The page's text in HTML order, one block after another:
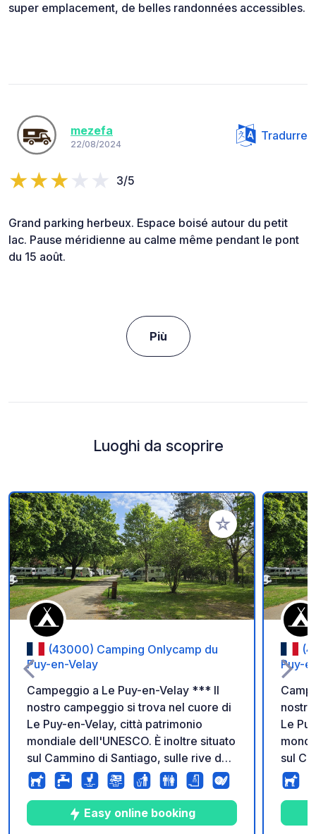
super emplacement, de belles randonnées accessibles.
mezefa
22/08/2024
Tradurre
3/5
Grand parking herbeux. Espace boisé autour du petit
lac. Pause méridienne au calme même pendant le pont
du 15 août.
Più
Luoghi da scoprire
Aggiungi ai tuoi
(43000) Camping Onlycamp du
Puy-en-Velay
Campeggio a Le Puy-en-Velay *** Il
nostro campeggio si trova nel cuore di
Le Puy-en-Velay, città patrimonio
mondiale dell'UNESCO. È inoltre situato
sul Cammino di Santiago, sulle rive del
fiume e ai piedi delle famose rocce
dominate dalla statua della Vergine
Maria e dal chiostro. Si prega di notare
che la reception è chiusa dalle 12:00
Easy online booking
Puy-
Le
sul
fiume
Maria
che la